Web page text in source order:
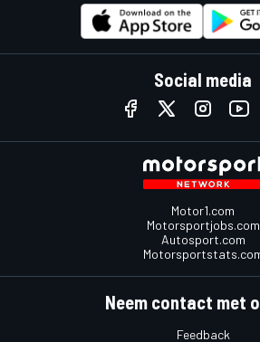
Social media
Motor1.com
Motorsportjobs.com
Autosport.com
Neem contact met
Feedback